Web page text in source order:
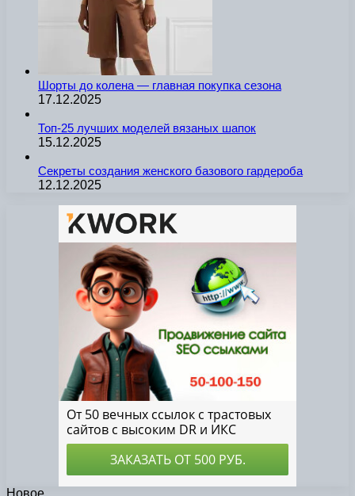
Шорты до колена — главная покупка сезона
17.12.2025
Топ-25 лучших моделей вязаных шапок
15.12.2025
Секреты создания женского базового гардероба
12.12.2025
Новое